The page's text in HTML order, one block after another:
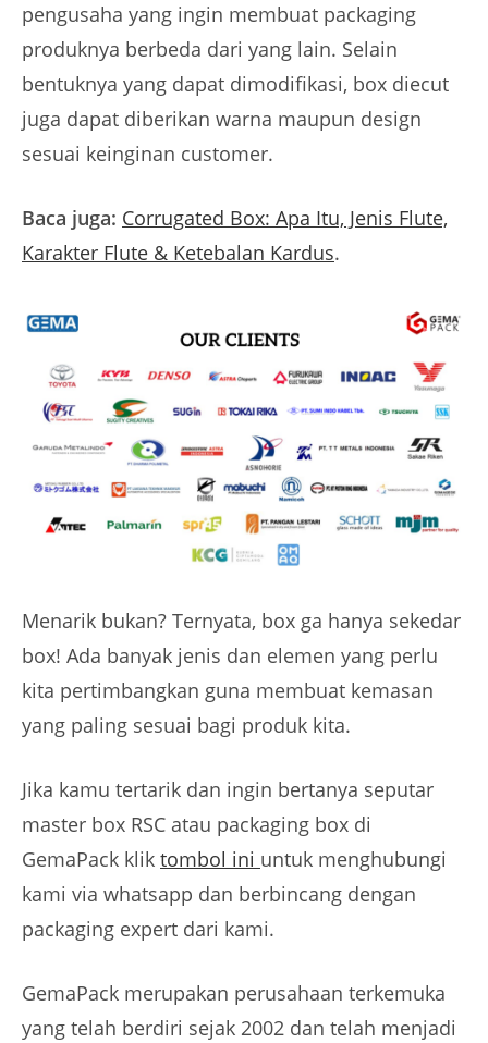
pengusaha yang ingin membuat packaging
produknya berbeda dari yang lain. Selain
bentuknya yang dapat dimodifikasi, box diecut
juga dapat diberikan warna maupun design
sesuai keinginan customer.
Baca juga: Corrugated Box: Apa Itu, Jenis Flute,
Karakter Flute & Ketebalan Kardus.
Menarik bukan? Ternyata, box ga hanya sekedar
box! Ada banyak jenis dan elemen yang perlu
kita pertimbangkan guna membuat kemasan
yang paling sesuai bagi produk kita.
Jika kamu tertarik dan ingin bertanya seputar
master box RSC atau packaging box di
GemaPack klik tombol ini untuk menghubungi
kami via whatsapp dan berbincang dengan
packaging expert dari kami.
GemaPack merupakan perusahaan terkemuka
yang telah berdiri sejak 2002 dan telah menjadi